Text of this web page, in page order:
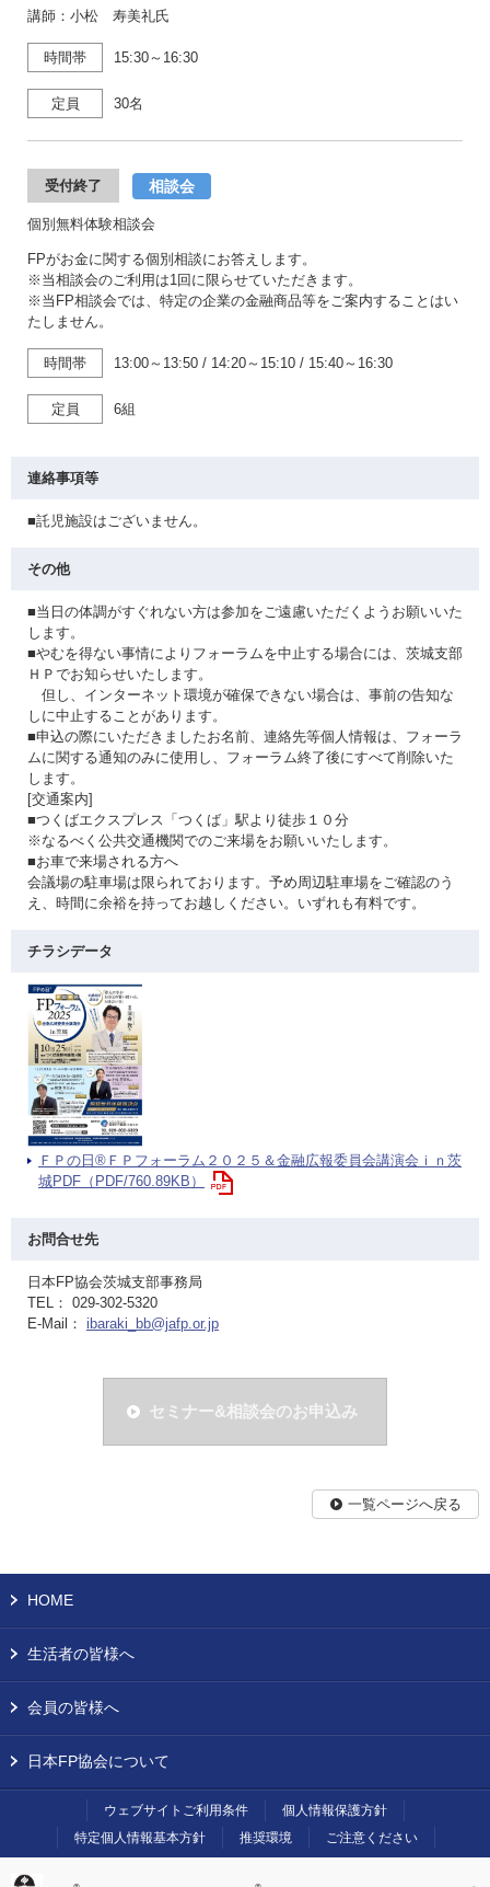
講師：小松 寿美礼氏
時間帯 15:30～16:30
定員 30名
受付終了 相談会
個別無料体験相談会
FPがお金に関する個別相談にお答えします。
※当相談会のご利用は1回に限らせていただきます。
※当FP相談会では、特定の企業の金融商品等をご案内することはい
たしません。
時間帯 13:00～13:50 / 14:20～15:10 / 15:40～16:30
定員 6組
連絡事項等
■託児施設はございません。
その他
■当日の体調がすぐれない方は参加をご遠慮いただくようお願いいた
します。
■やむを得ない事情によりフォーラムを中止する場合には、茨城支部
ＨＰでお知らせいたします。
但し、インターネット環境が確保できない場合は、事前の告知な
しに中止することがあります。
■申込の際にいただきましたお名前、連絡先等個人情報は、フォーラ
ムに関する通知のみに使用し、フォーラム終了後にすべて削除いた
します。
[交通案内]
■つくばエクスプレス「つくば」駅より徒歩１０分
※なるべく公共交通機関でのご来場をお願いいたします。
■お車で来場される方へ
会議場の駐車場は限られております。予め周辺駐車場をご確認のう
え、時間に余裕を持ってお越しください。いずれも有料です。
チラシデータ
ＦＰの日®ＦＰフォーラム２０２５＆金融広報委員会講演会ｉｎ茨
城PDF（PDF/760.89KB）
お問合せ先
日本FP協会茨城支部事務局
TEL： 029-302-5320
E-Mail： ibaraki_bb@jafp.or.jp
セミナー&相談会のお申込み
一覧ページへ戻る
HOME
生活者の皆様へ
会員の皆様へ
日本FP協会について
ウェブサイトご利用条件
個人情報保護方針
特定個人情報基本方針
推奨環境 ご注意ください